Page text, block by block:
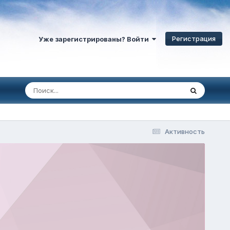
Уже зарегистрированы? Войти Регистрация
Активность